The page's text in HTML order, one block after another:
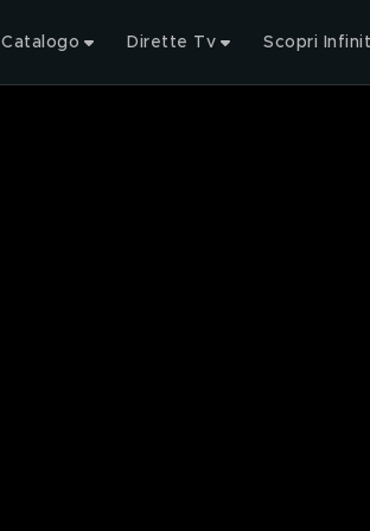
Catalogo Dirette Tv Scopri